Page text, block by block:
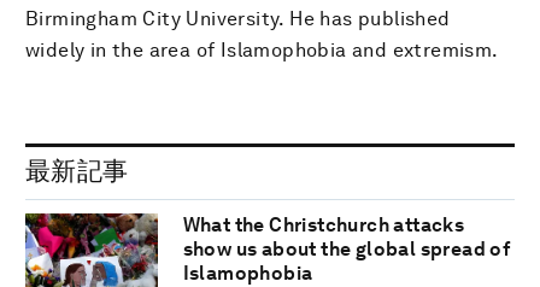
Birmingham City University. He has published
widely in the area of Islamophobia and extremism.
最新記事
What the Christchurch attacks
show us about the global spread of
Islamophobia